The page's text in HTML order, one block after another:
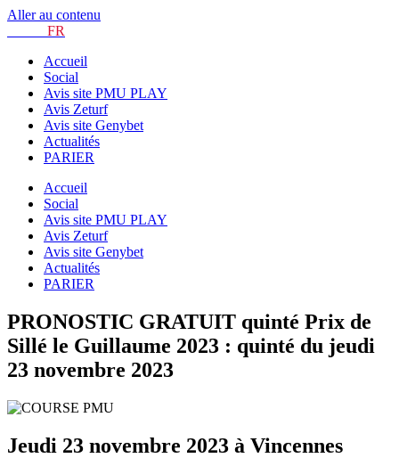
Aller au contenu
FR
Accueil
Social
Avis site PMU PLAY
Avis Zeturf
Avis site Genybet
Actualités
PARIER
Accueil
Social
Avis site PMU PLAY
Avis Zeturf
Avis site Genybet
Actualités
PARIER
PRONOSTIC GRATUIT quinté Prix de
Sillé le Guillaume 2023 : quinté du jeudi
23 novembre 2023
Jeudi 23 novembre 2023 à Vincennes